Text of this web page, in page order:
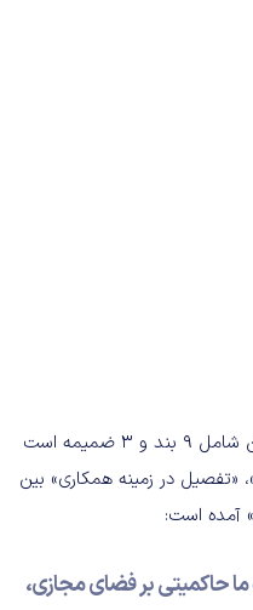
به گفته نبویان سند همکاری چین ایران شامل ۹ بند و ۳ ضمیمه است
در زمینه همکاری» بین
آمده است:
حاکمیتی بر فضای مجازی،